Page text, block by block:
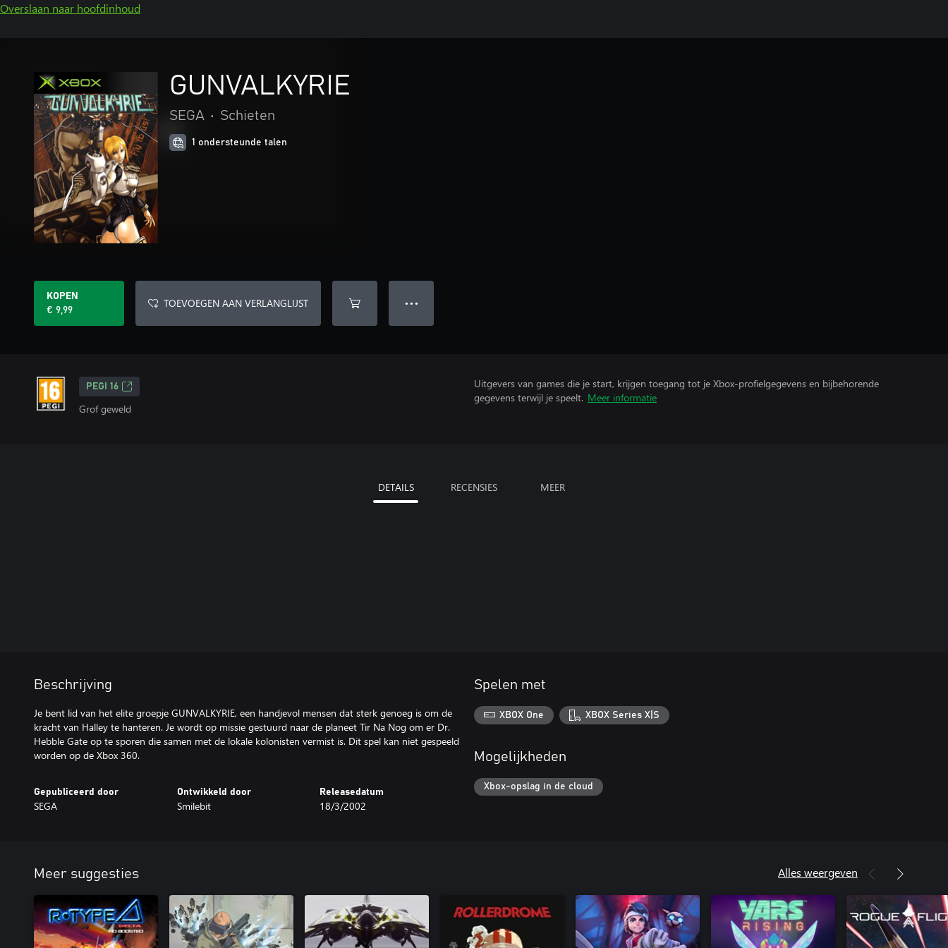
Overslaan naar hoofdinhoud
GUNVALKYRIE
SEGA • Schieten
1 ondersteunde talen
KOPEN
€ 9,99
TOEVOEGEN AAN VERLANGLIJST ● ● ●
PEGI 16
Grof geweld
Uitgevers van games die je start, krijgen toegang tot je Xbox-profielgegevens en bijbehorende
gegevens terwijl je speelt. Meer informatie
DETAILS RECENSIES MEER
Beschrijving
Je bent lid van het elite groepje GUNVALKYRIE, een handjevol mensen dat sterk genoeg is om de
kracht van Halley te hanteren. Je wordt op missie gestuurd naar de planeet Tir Na Nog om er Dr.
Hebble Gate op te sporen die samen met de lokale kolonisten vermist is. Dit spel kan niet gespeeld
worden op de Xbox 360.
Gepubliceerd door
SEGA
Ontwikkeld door
Smilebit
Releasedatum
18/3/2002
Spelen met
XBOX One XBOX Series X|S
Mogelijkheden
Xbox-opslag in de cloud
Meer suggesties Alles weergeven